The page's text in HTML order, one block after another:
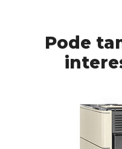
Pode